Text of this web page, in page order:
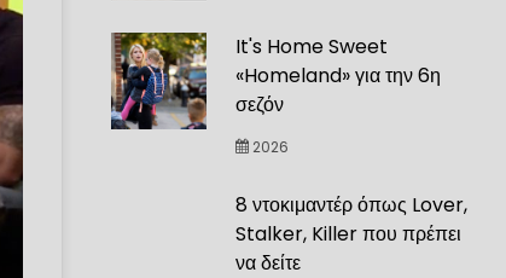
It's Home Sweet
«Homeland» για την 6η
σεζόν
2026
8 ντοκιμαντέρ όπως Lover,
Stalker, Killer που πρέπει
να δείτε